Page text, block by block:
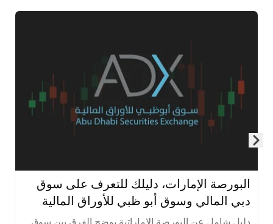
البورصة الإمارات، دليلك للتعرف على سوق
دبي المالي وسوق أبو ظبي للأوراق المالية